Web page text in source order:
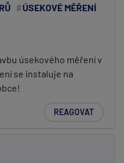
ÚSEKOVÉ MĚŘENÍ
úsekového měření v
se instaluje na
REAGOVAT